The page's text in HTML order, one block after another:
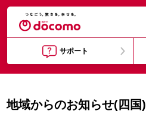
サポート
地域からのお知らせ(四国)